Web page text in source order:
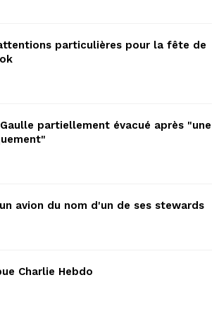
particulières pour la fête de
partiellement évacué après "une
avion du nom d'un de ses stewards
Charlie Hebdo